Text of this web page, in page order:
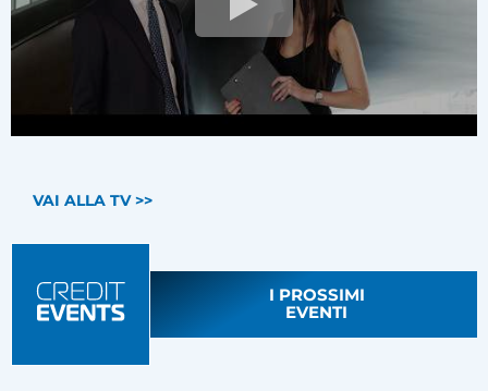
VAI ALLA TV >>
I PROSSIMI
EVENTI